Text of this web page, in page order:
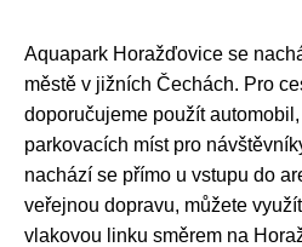
Aquapark Horažďovice se
městě v jižních Čechách. Pro
doporučujeme použít
parkovacích míst pro
nachází se přímo u vstupu do
veřejnou dopravu, můžete
vlakovou linku směrem na